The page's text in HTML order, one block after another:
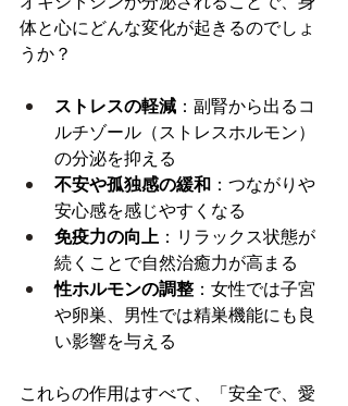
体と心にどんな変化が起きるのでしょ
うか？
ストレスの軽減 ：副腎から出るコ
ルチゾール（ストレスホルモン）
の分泌を抑える
不安や孤独感の緩和 ：つながりや
安心感を感じやすくなる
免疫力の向上 ：リラックス状態が
続くことで自然治癒力が高まる
性ホルモンの調整 ：女性では子宮
や卵巣、男性では精巣機能にも良
い影響を与える
これらの作用はすべて、「安全で、愛